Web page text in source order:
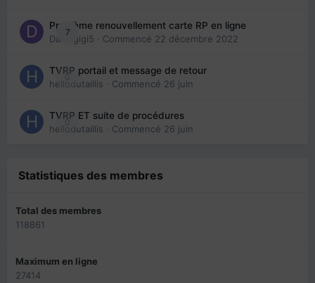
7
Problème renouvellement carte RP en ligne
Davidgigi5 · Commencé 22 décembre 2022
0
TVRP portail et message de retour
hellodutaillis · Commencé 26 juin
0
TVRP ET suite de procédures
hellodutaillis · Commencé 26 juin
Statistiques des membres
Total des membres
118861
Maximum en ligne
27414